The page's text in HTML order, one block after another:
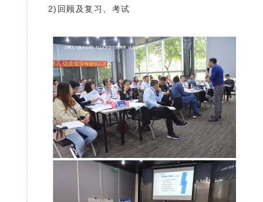
2) 回顾及复习、考试